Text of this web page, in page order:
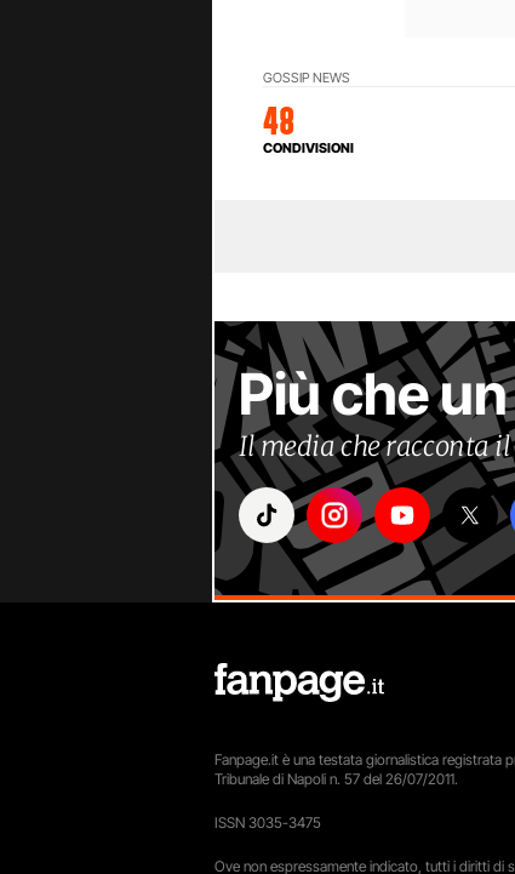
GOSSIP NEWS
48
CONDIVISIONI
Più che
Il media che racconta
Fanpage.it è una testata giornalistica registrata
Tribunale di Napoli n. 57 del 26/07/2011.
ISSN 3035-3475
Ove non espressamente indicato, tutti i diritti di